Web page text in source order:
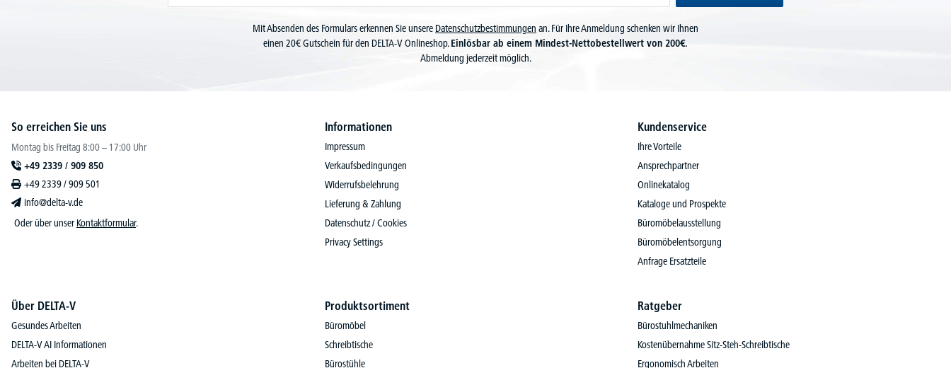
Mit Absenden des Formulars erkennen Sie unsere Datenschutzbestimmungen an. Für Ihre Anmeldung schenken wir Ihnen
einen 20€ Gutschein für den DELTA-V Onlineshop.Einlösbar ab einem Mindest-Nettobestellwert von 200€.
Abmeldung jederzeit möglich.
So erreichen Sie uns
Montag bis Freitag 8:00 – 17:00 Uhr
+49 2339 / 909 850
+49 2339 / 909 501
info@delta-v.de
Oder über unser Kontaktformular.
Informationen
Impressum
Verkaufsbedingungen
Widerrufsbelehrung
Lieferung & Zahlung
Datenschutz / Cookies
Privacy Settings
Kundenservice
Ihre Vorteile
Ansprechpartner
Onlinekatalog
Kataloge und Prospekte
Büromöbelausstellung
Büromöbelentsorgung
Anfrage Ersatzteile
Über DELTA-V
Gesundes Arbeiten
DELTA-V AI Informationen
Arbeiten bei DELTA-V
Produktsortiment
Büromöbel
Schreibtische
Bürostühle
Ratgeber
Bürostuhlmechaniken
Kostenübernahme Sitz-Steh-Schreibtische
Ergonomisch Arbeiten